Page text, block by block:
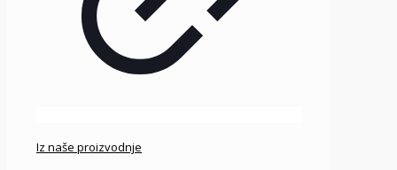
Iz naše proizvodnje